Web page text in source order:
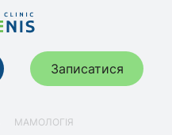
Записатися
МАМОЛОГІЯ